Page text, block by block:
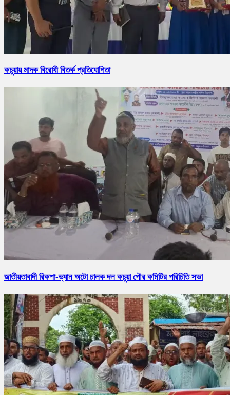
কচুয়ায় মাদক বিরোধী বিতর্ক প্রতিযোগিতা
জাতীয়তাবাদী রিকশা-ভ্যান অটো চালক দল কচুয়া পৌর কমিটির পরিচিতি সভা